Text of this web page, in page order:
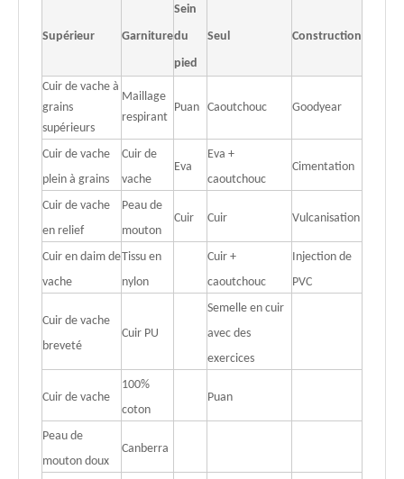
Supérieur Garniture
Sein
du
pied
Seul Construction
Cuir de vache à
grains
supérieurs
Maillage
respirant
Puan Caoutchouc Goodyear
Cuir de vache
plein à grains
Cuir de
vache
Eva
Eva +
caoutchouc
Cimentation
Cuir de vache
en relief
Peau de
mouton
Cuir Cuir Vulcanisation
Cuir en daim de
vache
Tissu en
nylon
Cuir +
caoutchouc
Injection de
PVC
Cuir de vache
breveté
Cuir PU
Semelle en cuir
avec des
exercices
Cuir de vache
100%
coton
Puan
Peau de
mouton doux
Canberra